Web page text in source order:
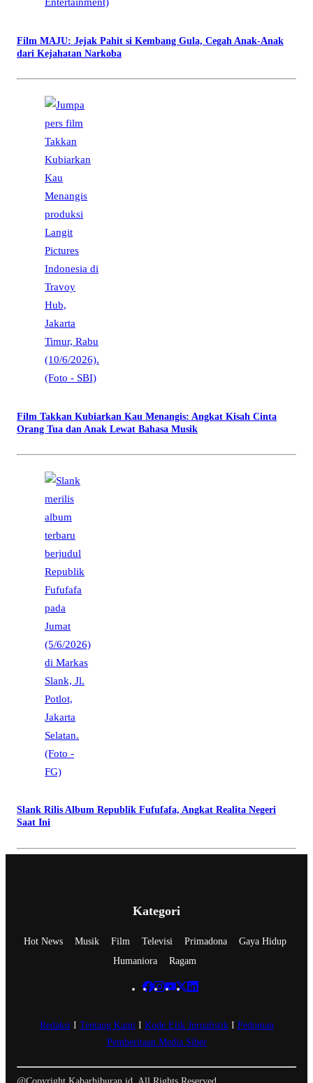
Film MAJU: Jejak Pahit si Kembang Gula, Cegah Anak-Anak
dari Kejahatan Narkoba
Film Takkan Kubiarkan Kau Menangis: Angkat Kisah Cinta
Orang Tua dan Anak Lewat Bahasa Musik
Slank Rilis Album Republik Fufufafa, Angkat Realita Negeri
Saat Ini
Kategori
Hot News Musik Film Televisi Primadona
Gaya Hidup
Humaniora
Ragam
RedaksiI Tentang KamiI Kode Etik JurnalistikI Pedoman
Pemberitaan Media Siber
@Copyright Kabarhiburan.id. All Rights Reserved